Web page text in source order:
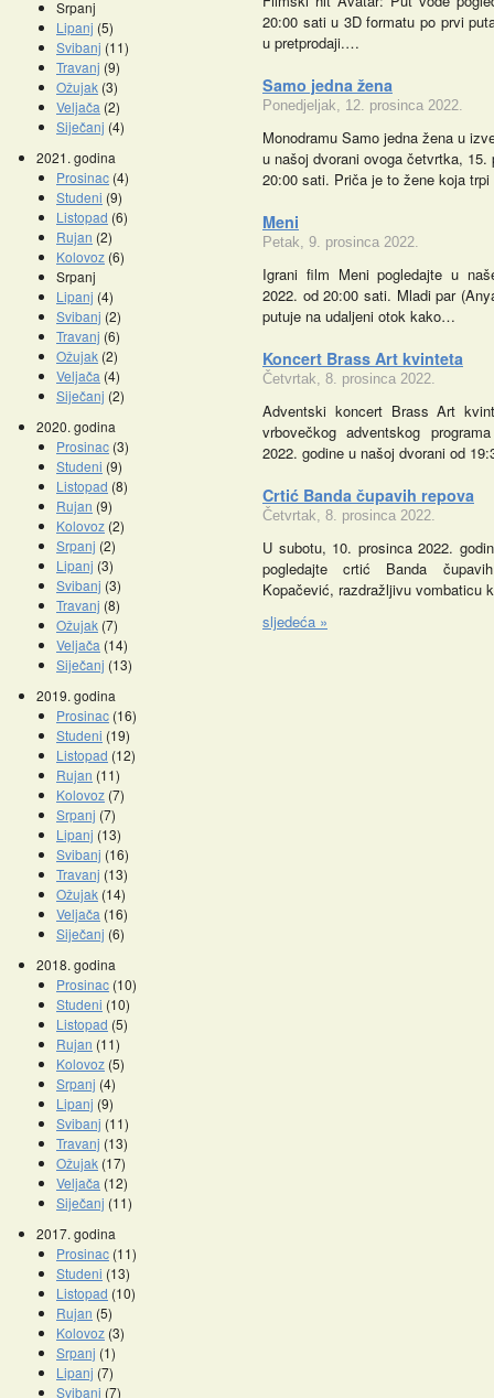
Srpanj
Lipanj (5)
Svibanj (11)
Travanj (9)
Ožujak (3)
Veljača (2)
Siječanj (4)
2021. godina
Prosinac (4)
Studeni (9)
Listopad (6)
Rujan (2)
Kolovoz (6)
Srpanj
Lipanj (4)
Svibanj (2)
Travanj (6)
Ožujak (2)
Veljača (4)
Siječanj (2)
2020. godina
Prosinac (3)
Studeni (9)
Listopad (8)
Rujan (9)
Kolovoz (2)
Srpanj (2)
Lipanj (3)
Svibanj (3)
Travanj (8)
Ožujak (7)
Veljača (14)
Siječanj (13)
2019. godina
Prosinac (16)
Studeni (19)
Listopad (12)
Rujan (11)
Kolovoz (7)
Srpanj (7)
Lipanj (13)
Svibanj (16)
Travanj (13)
Ožujak (14)
Veljača (16)
Siječanj (6)
2018. godina
Prosinac (10)
Studeni (10)
Listopad (5)
Rujan (11)
Kolovoz (5)
Srpanj (4)
Lipanj (9)
Svibanj (11)
Travanj (13)
Ožujak (17)
Veljača (12)
Siječanj (11)
2017. godina
Prosinac (11)
Studeni (13)
Listopad (10)
Rujan (5)
Kolovoz (3)
Srpanj (1)
Lipanj (7)
Svibanj (7)
20:00 sati u 3D formatu po prvi
u pretprodaji.…
Samo jedna žena
Ponedjeljak, 12. prosinca 2022.
Monodramu Samo jedna žena u
u našoj dvorani ovoga četvrtka, 15.
20:00 sati. Priča je to žene koja
Meni
Petak, 9. prosinca 2022.
Igrani film Meni pogledajte u
2022. od 20:00 sati. Mladi par
putuje na udaljeni otok kako…
Koncert Brass Art kvinteta
Četvrtak, 8. prosinca 2022.
Adventski koncert Brass Art
vrbovečkog adventskog
2022. godine u našoj dvorani od
Crtić Banda čupavih repova
Četvrtak, 8. prosinca 2022.
U subotu, 10. prosinca 2022.
pogledajte crtić Banda
Kopačević, razdražljivu vombaticu
sljedeća »